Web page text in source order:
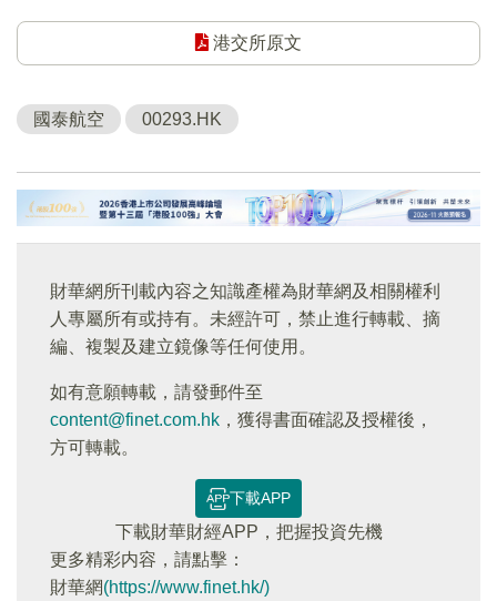
港交所原文
國泰航空 00293.HK
財華網所刊載內容之知識產權為財華網及相關權利
人專屬所有或持有。未經許可，禁止進行轉載、摘
編、複製及建立鏡像等任何使用。
如有意願轉載，請發郵件至
content@finet.com.hk ，獲得書面確認及授權後，
方可轉載。
下載APP
下載財華財經APP，把握投資先機
更多精彩内容，請點擊：
財華網(https://www.finet.hk/)